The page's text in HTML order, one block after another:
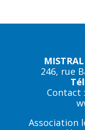
246, rue
Contact :
Association